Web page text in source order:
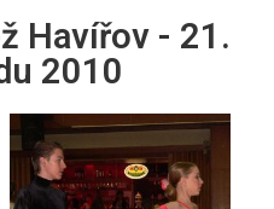
Havířov - 21.
2010